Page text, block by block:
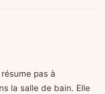
pas à
la salle de bain. Elle